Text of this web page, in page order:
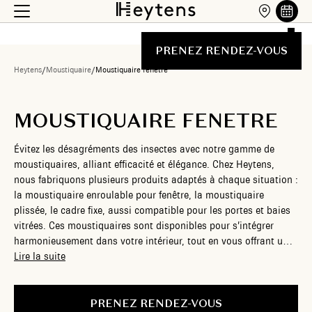
PRENEZ RENDEZ-VOUS
Heytens/Moustiquaire/Moustiquaire fenetre
MOUSTIQUAIRE FENETRE
Évitez les désagréments des insectes avec notre gamme de
moustiquaires, alliant efficacité et élégance. Chez Heytens,
nous fabriquons plusieurs produits adaptés à chaque situation :
la moustiquaire enroulable pour fenêtre, la moustiquaire
plissée, le cadre fixe, aussi compatible pour les portes et baies
vitrées. Ces moustiquaires sont disponibles pour s’intégrer
harmonieusement dans votre intérieur, tout en vous offrant une
protection efficace contre les insectes. Faites confiance à nos
produit idéal pour votre confort. Nos produits sont conçus pour
se fondre discrètement dans vos menuiseries, qu’il s’agisse
Lire la suite
PRENEZ RENDEZ-VOUS